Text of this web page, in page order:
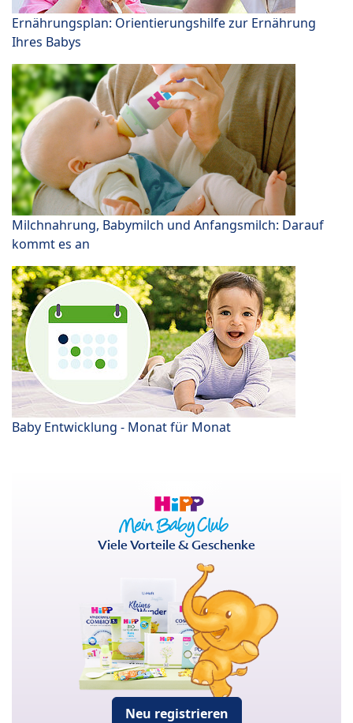
Ernährungsplan: Orientierungshilfe zur Ernährung
Ihres Babys
Milchnahrung, Babymilch und Anfangsmilch: Darauf
kommt es an
Baby Entwicklung - Monat für Monat
Viele Vorteile & Geschenke
Neu registrieren